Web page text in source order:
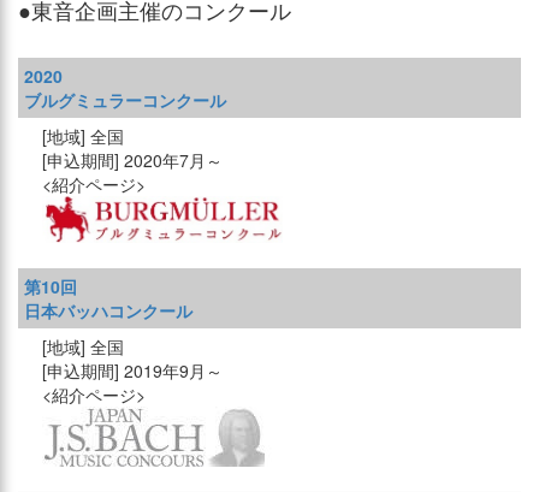
●東音企画主催のコンクール
2020
ブルグミュラーコンクール
全国
2020年7月～
第10回
日本バッハコンクール
全国
2019年9月～